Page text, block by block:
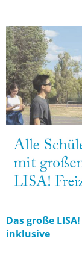
Das große
inklusive